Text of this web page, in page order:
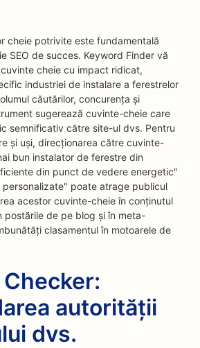
cheie potrivite este fundamentală
SEO de succes. Keyword Finder vă
cheie cu impact ridicat,
industriei de instalare a ferestrelor
căutărilor, concurența și
sugerează cuvinte-cheie care
semnificativ către site-ul dvs. Pentru
și uși, direcționarea către cuvinte-
bun instalator de ferestre din
din punct de vedere energetic"
personalizate" poate atrage publicul
acestor cuvinte-cheie în conținutul
postările de pe blog și în meta-
clasamentul în motoarele de
autorității
dvs.